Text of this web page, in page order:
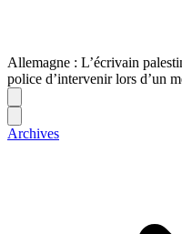
Allemagne : L’écrivain
police d’intervenir lors d’un
Archives